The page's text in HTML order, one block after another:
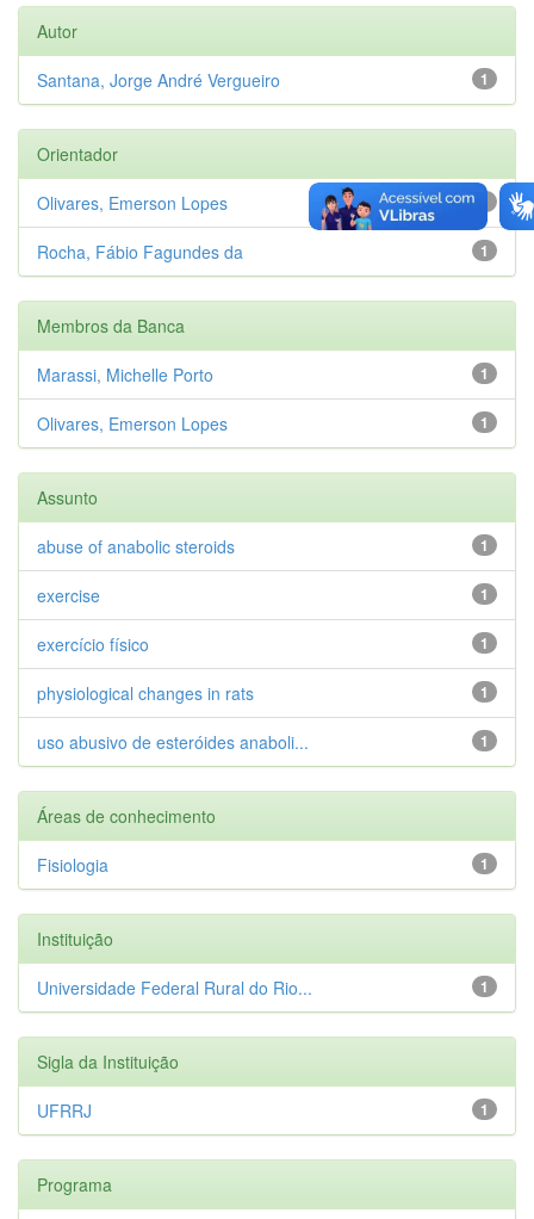
Autor
1
Santana, Jorge André Vergueiro
Orientador
Olivares, Emerson Lopes
1
Rocha, Fábio Fagundes da
Membros da Banca
1
Marassi, Michelle Porto
1
Olivares, Emerson Lopes
Assunto
1
abuse of anabolic steroids
1
exercise
1
exercício físico
1
physiological changes in rats
1
uso abusivo de esteróides anaboli...
Áreas de conhecimento
1
Fisiologia
Instituição
1
Universidade Federal Rural do Rio...
Sigla da Instituição
1
UFRRJ
Programa